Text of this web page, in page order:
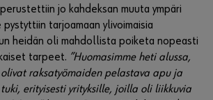
jo kahdeksan muuta ympäri
pystyttiin tarjoamaan ylivoimaisia
heidän oli mahdollista poiketa nopeasti
tarpeet. ”Huomasimme heti alussa,
raksatyömaiden pelastava apu ja
erityisesti yrityksille, joilla oli liikkuvia